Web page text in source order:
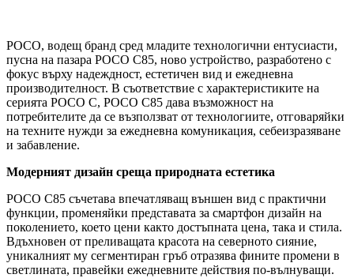
POCO, водещ бранд сред младите технологични ентусиасти,
пусна на пазара POCO C85, ново устройство, разработено с
фокус върху надеждност, естетичен вид и ежедневна
производителност. В съответствие с характеристиките на
серията POCO C, POCO C85 дава възможност на
потребителите да се възползват от технологиите, отговаряйки
на техните нужди за ежедневна комуникация, себеизразяване
и забавление.
Модерният дизайн среща природната естетика
POCO C85 съчетава впечатляващ външен вид с практични
функции, променяйки представата за смартфон дизайн на
поколението, което цени както достъпната цена, така и стила.
Вдъхновен от преливащата красота на северното сияние,
уникалният му сегментиран гръб отразява фините промени в
светлината, правейки ежедневните действия по-вълнуващи.